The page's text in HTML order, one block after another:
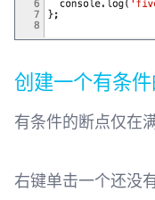
创建一个有条
有条件的断点仅在
右键单击一个还没